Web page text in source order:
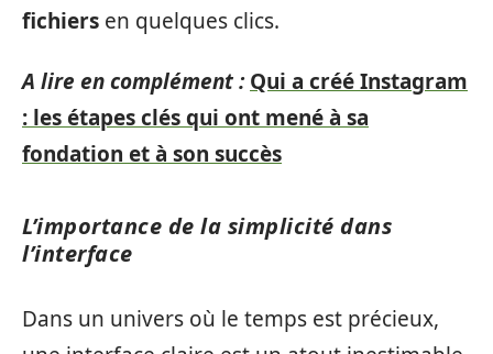
fichiers en quelques clics.
A lire en complément : Qui a créé Instagram
: les étapes clés qui ont mené à sa
fondation et à son succès
L’importance de la simplicité dans
l’interface
Dans un univers où le temps est précieux,